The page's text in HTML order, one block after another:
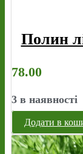
Полин
78.00
3 в наявності
Додати в